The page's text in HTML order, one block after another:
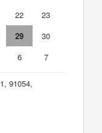
22
23
29
30
6 7
91054,